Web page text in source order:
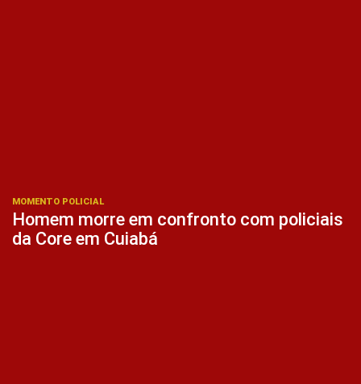
MOMENTO POLICIAL
Homem morre em confronto com policiais
da Core em Cuiabá